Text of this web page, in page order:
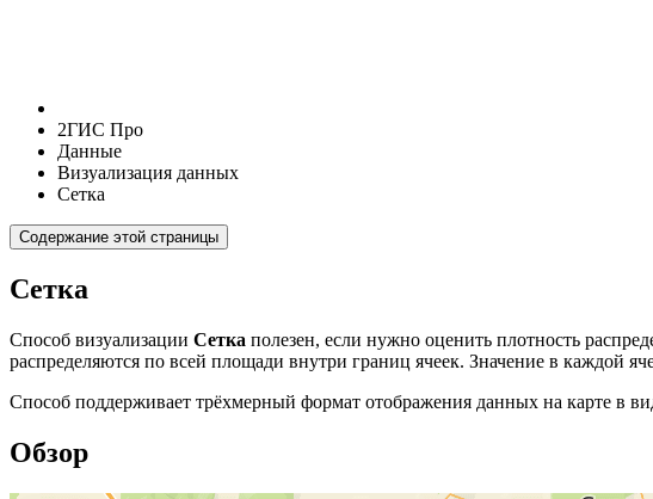
2ГИС Про
Данные
Визуализация данных
Сетка
Содержание этой страницы
Сетка
Способ визуализации Сетка полезен, если нужно оценить плотность
распределяются по всей площади внутри границ ячеек. Значение в каждой
Способ поддерживает трёхмерный формат отображения данных на карте в
Обзор